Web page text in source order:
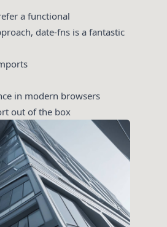
a functional
date-fns is a fantastic
in modern browsers
out of the box